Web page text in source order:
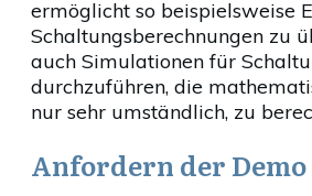
ermöglicht so beispielsweise
Schaltungsberechnungen zu
auch Simulationen für
durchzuführen, die
nur sehr umständlich, zu
Anfordern der Demo